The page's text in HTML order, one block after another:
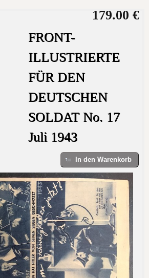
179.00 €
FRONT-
ILLUSTRIERTE
FÜR DEN
DEUTSCHEN
SOLDAT No. 17
Juli 1943
In den Warenkorb